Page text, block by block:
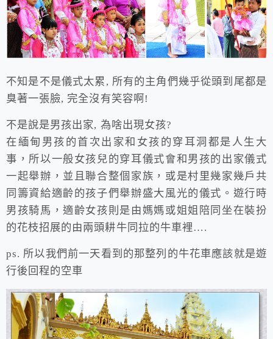
不知是不是儀式太累, 所有的主角們幾乎從頭到尾都是
臭著一張臉, 完全沒有笑容啊!
不是說是男孩出家, 為啥出現女孩?
在緬甸男孩的首次出家和女孩的穿耳洞都是人生大
事，所以一般女孩兒的穿耳儀式會和男孩的出家儀式
一起舉辦，並且聯合整個家族，或是村里幾家幾戶共
同籌資給適齡的孩子們舉辦盛大風光的儀式。遊行時
男孩騎馬，適齡女孩則是由媽媽或姐姐陪同坐在裝扮
的花枝招展的由兩頭耕牛同拉的牛車裡….
ps. 所以我們前一天看到的那整列的牛花車應該就是遊
行後回程的空車